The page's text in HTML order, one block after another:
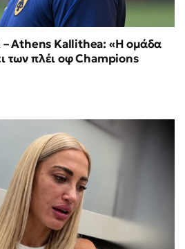
– Athens Kallithea: «Η ομάδα
των πλέι οφ Champions